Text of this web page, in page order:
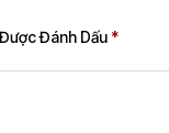
Đánh Dấu *